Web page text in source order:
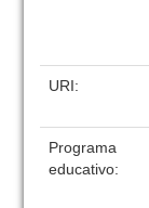
URI:
Programa
educativo: